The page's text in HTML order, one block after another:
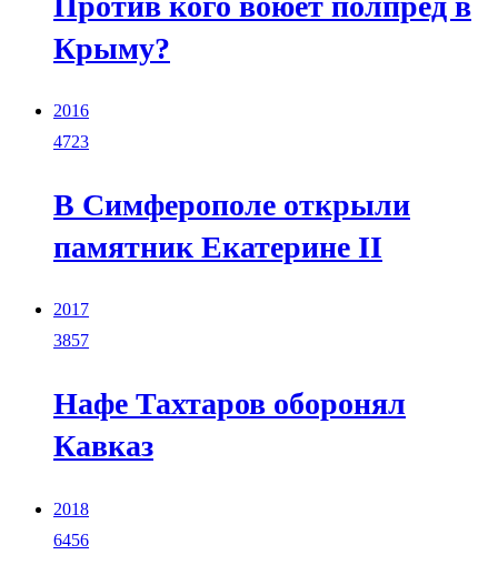
Крыму?
2016
4723
В Симферополе открыли
памятник Екатерине II
2017
3857
Нафе Тахтаров оборонял
Кавказ
2018
6456